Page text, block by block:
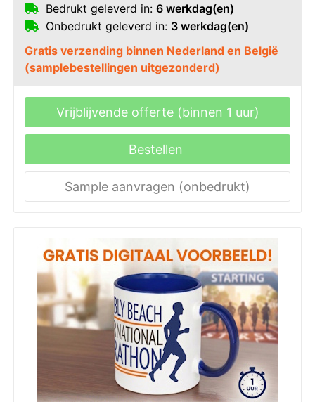
Bedrukt geleverd in: 6 werkdag(en)
Onbedrukt geleverd in: 3 werkdag(en)
Gratis verzending binnen Nederland en België
(samplebestellingen uitgezonderd)
Vrijblijvende offerte (binnen 1 uur)
Bestellen
Sample aanvragen (onbedrukt)